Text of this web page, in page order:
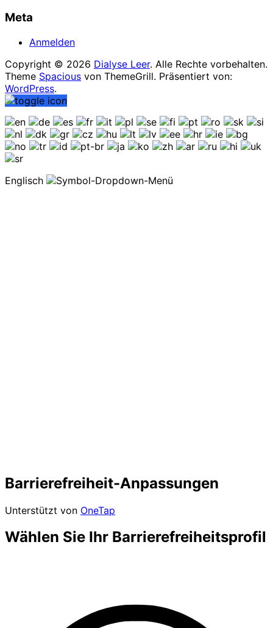
Meta
Anmelden
Copyright © 2026 Dialyse Leer. Alle Rechte vorbehalten.
Theme Spacious von ThemeGrill. Präsentiert von:
WordPress.
Englisch
Barrierefreiheit-Anpassungen
Unterstützt von OneTap
Wählen Sie Ihr Barrierefreiheitsprofil